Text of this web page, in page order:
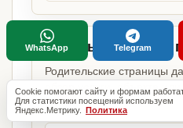
Базовые разделы
Родительские страницы
обзор услуги, объекта
переходов.
Cookie помогают сайту и формам
Для статистики посещений используем
Яндекс.Метрику. Политика
WhatsApp Telegram